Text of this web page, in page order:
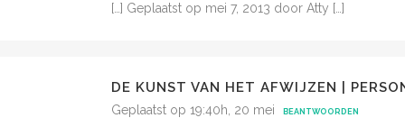
[…] Geplaatst op mei 7, 2013 door Atty […]
DE KUNST VAN HET AFWIJZEN |
Geplaatst op 19:40h, 20 mei BEANTWOORDEN